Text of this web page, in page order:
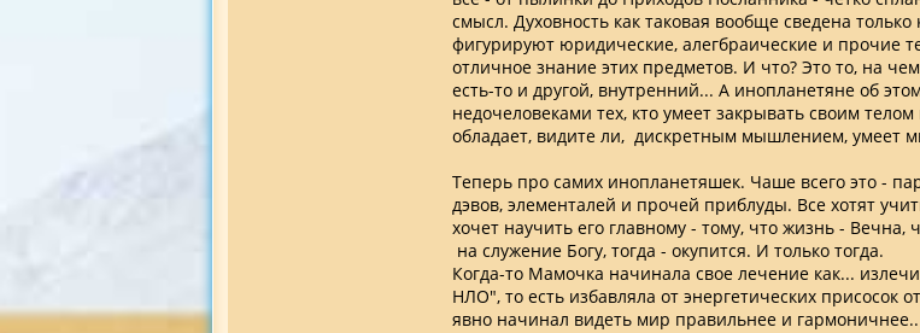
смысл. Духовность как таковая вообще сведена только
фигурируют юридические, алегбраические и прочие
отличное знание этих предметов. И что? Это то, на
есть-то и другой, внутренний... А инопланетяне об
недочеловеками тех, кто умеет закрывать своим
обладает, видите ли, дискретным мышлением, умеет
Теперь про самих инопланетяшек. Чаше всего это -
дэвов, элементалей и прочей приблуды. Все хотят
хочет научить его главному - тому, что жизнь - Вечна,
на служение Богу, тогда - окупится. И только тогда.
Когда-то Мамочка начинала свое лечение как...
НЛО", то есть избавляла от энергетических присосок
явно начинал видеть мир правильнее и